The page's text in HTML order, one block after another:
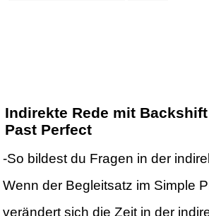
Indirekte Rede mit
Past Perfect
-So bildest du Fragen in der
Wenn der Begleitsatz im Simple
verändert sich die Zeit in der